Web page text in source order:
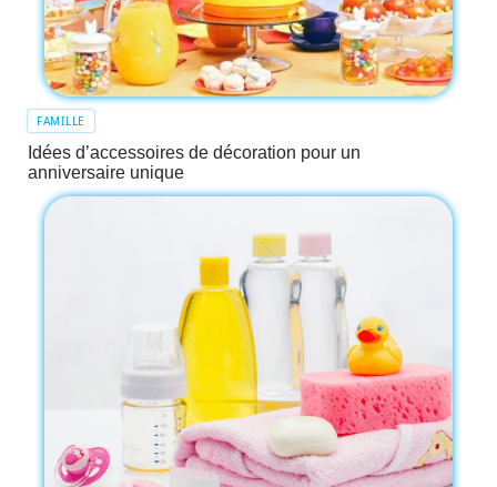
FAMILLE
Idées d’accessoires de décoration pour un
anniversaire unique